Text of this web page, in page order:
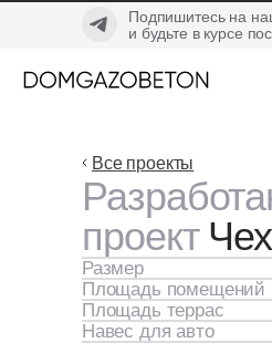
Подпишитесь на
и будьте в курсе
Все проекты
проект
Размер
Площадь помещений
Площадь террас
Навес для авто